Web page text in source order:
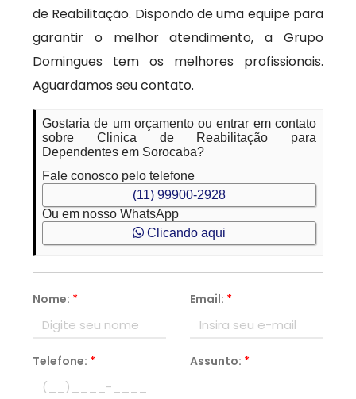
de Reabilitação. Dispondo de uma equipe para
garantir o melhor atendimento, a Grupo
Domingues tem os melhores profissionais.
Aguardamos seu contato.
Gostaria de um orçamento ou entrar em contato
sobre Clinica de Reabilitação para
Dependentes em Sorocaba?
Fale conosco pelo telefone
(11) 99900-2928
Ou em nosso WhatsApp
Clicando aqui
Nome: * Email: *
Telefone: * Assunto: *